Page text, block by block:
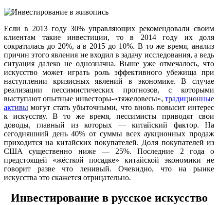
Если в 2013 году 30% управляющих рекомендовали своим
клиентам такие инвестиции, то в 2014 году их доля
сократилась до 20%, а в 2015 до 10%. В то же время, анализ
причин этого явления не входил в задачу исследования, а ведь
ситуация далеко не однозначна. Выше уже отмечалось, что
искусство может играть роль эффективного убежища при
наступлении кризисных явлений в экономике. В случае
реализации пессимистических прогнозов, с которыми
выступают опытные инвесторы-«тяжеловесы», традиционные
активы могут стать убыточными, что вновь повысит интерес
к искусству. В то же время, пессимисты приводят свои
доводы, главный из которых — китайский фактор. На
сегодняшний день 40% от суммы всех аукционных продаж
приходится на китайских покупателей. Доля покупателей из
США существенно ниже — 25%. Последние 2 года о
предстоящей «жёсткой посадке» китайской экономики не
говорит разве что ленивый. Очевидно, что на рынке
искусства это скажется отрицательно.
Инвестирование в русское искусство